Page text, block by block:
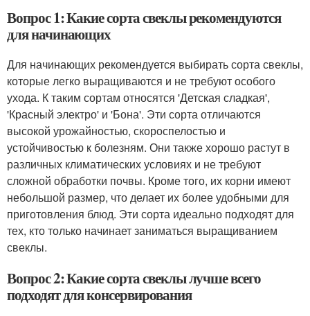
Вопрос 1: Какие сорта свеклы рекомендуются
для начинающих
Для начинающих рекомендуется выбирать сорта свеклы,
которые легко выращиваются и не требуют особого
ухода. К таким сортам относятся 'Детская сладкая',
'Красный электро' и 'Бона'. Эти сорта отличаются
высокой урожайностью, скороспелостью и
устойчивостью к болезням. Они также хорошо растут в
различных климатических условиях и не требуют
сложной обработки почвы. Кроме того, их корни имеют
небольшой размер, что делает их более удобными для
приготовления блюд. Эти сорта идеально подходят для
тех, кто только начинает заниматься выращиванием
свеклы.
Вопрос 2: Какие сорта свеклы лучше всего
подходят для консервирования